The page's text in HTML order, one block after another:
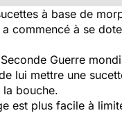
à base de
commencé à se
Guerre
lui mettre une
bouche.
est plus facile à